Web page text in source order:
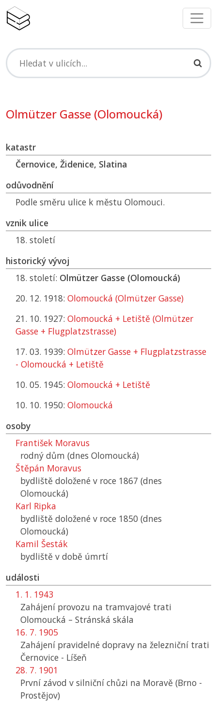
Olmützer Gasse (Olomoucká)
katastr
Černovice, Židenice, Slatina
odůvodnění
Podle směru ulice k městu Olomouci.
vznik ulice
18. století
historický vývoj
18. století: Olmützer Gasse (Olomoucká)
20. 12. 1918: Olomoucká (Olmützer Gasse)
21. 10. 1927: Olomoucká + Letiště (Olmützer
Gasse + Flugplatzstrasse)
17. 03. 1939: Olmützer Gasse + Flugplatzstrasse
- Olomoucká + Letiště
10. 05. 1945: Olomoucká + Letiště
10. 10. 1950: Olomoucká
osoby
František Moravus
rodný dům (dnes Olomoucká)
Štěpán Moravus
bydliště doložené v roce 1867 (dnes
Olomoucká)
Karl Ripka
bydliště doložené v roce 1850 (dnes
Olomoucká)
Kamil Šesták
bydliště v době úmrtí
události
1. 1. 1943
Zahájení provozu na tramvajové trati
Olomoucká – Stránská skála
16. 7. 1905
Zahájení pravidelné dopravy na železniční trati
Černovice - Líšeň
28. 7. 1901
První závod v silniční chůzi na Moravě (Brno -
Prostějov)